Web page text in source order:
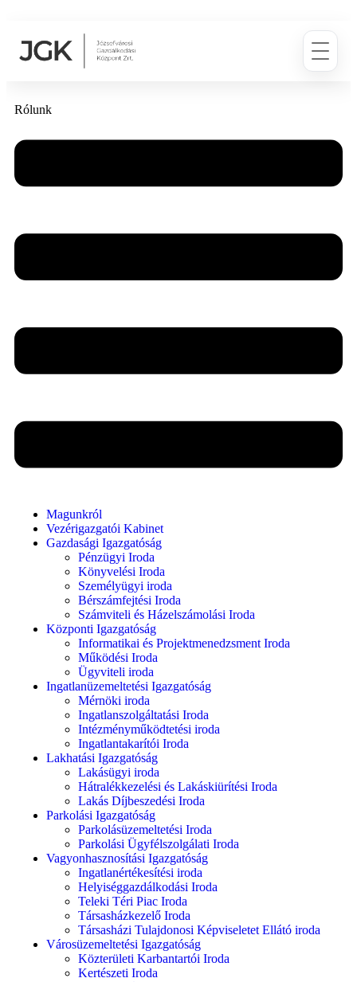
Rólunk
Magunkról
Vezérigazgatói Kabinet
Gazdasági Igazgatóság
Pénzügyi Iroda
Könyvelési Iroda
Személyügyi iroda
Bérszámfejtési Iroda
Számviteli és Házelszámolási Iroda
Központi Igazgatóság
Informatikai és Projektmenedzsment Iroda
Működési Iroda
Ügyviteli iroda
Ingatlanüzemeltetési Igazgatóság
Mérnöki iroda
Ingatlanszolgáltatási Iroda
Intézményműködtetési iroda
Ingatlantakarítói Iroda
Lakhatási Igazgatóság
Lakásügyi iroda
Hátralékkezelési és Lakáskiürítési Iroda
Lakás Díjbeszedési Iroda
Parkolási Igazgatóság
Parkolásüzemeltetési Iroda
Parkolási Ügyfélszolgálati Iroda
Vagyonhasznosítási Igazgatóság
Ingatlanértékesítési iroda
Helyiséggazdálkodási Iroda
Teleki Téri Piac Iroda
Társasházkezelő Iroda
Társasházi Tulajdonosi Képviseletet Ellátó iroda
Városüzemeltetési Igazgatóság
Közterületi Karbantartói Iroda
Kertészeti Iroda